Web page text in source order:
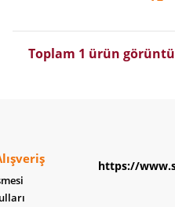
Toplam 1 ürün
https://